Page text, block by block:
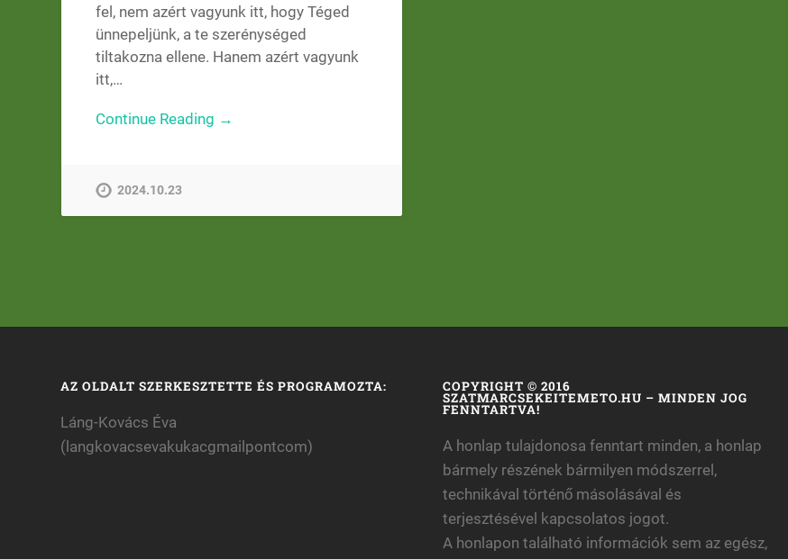
fel, nem azért vagyunk itt, hogy Téged
ünnepeljünk, a te szerénységed
tiltakozna ellene. Hanem azért vagyunk
itt,…
Continue Reading →
2024.10.23
AZ OLDALT SZERKESZTETTE ÉS PROGRAMOZTA:
Láng-Kovács Éva
(langkovacsevakukacgmailpontcom)
COPYRIGHT © 2016
SZATMARCSEKEITEMETO.HU – MINDEN JOG
FENNTARTVA!
A honlap tulajdonosa fenntart minden, a honlap
bármely részének bármilyen módszerrel,
technikával történő másolásával és
terjesztésével kapcsolatos jogot.
A honlapon található információk sem az egész,